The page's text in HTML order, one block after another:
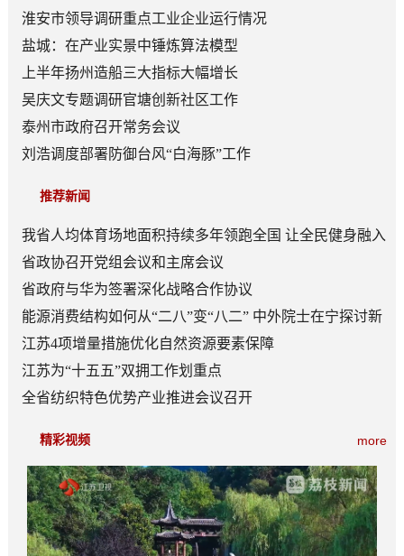
淮安市领导调研重点工业企业运行情况
盐城：在产业实景中锤炼算法模型
上半年扬州造船三大指标大幅增长
吴庆文专题调研官塘创新社区工作
泰州市政府召开常务会议
刘浩调度部署防御台风“白海豚”工作
推荐新闻
我省人均体育场地面积持续多年领跑全国 让全民健身融入
日常成为风尚
省政协召开党组会议和主席会议
省政府与华为签署深化战略合作协议
能源消费结构如何从“二八”变“八二” 中外院士在宁探讨新
型能源体系建设
江苏4项增量措施优化自然资源要素保障
江苏为“十五五”双拥工作划重点
全省纺织特色优势产业推进会议召开
more
精彩视频